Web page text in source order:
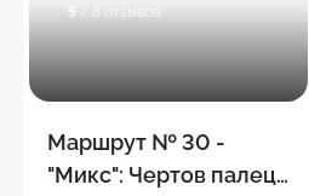
5 / 8 отзывов
Маршрут № 30 -
"Микс": Чертов палец,